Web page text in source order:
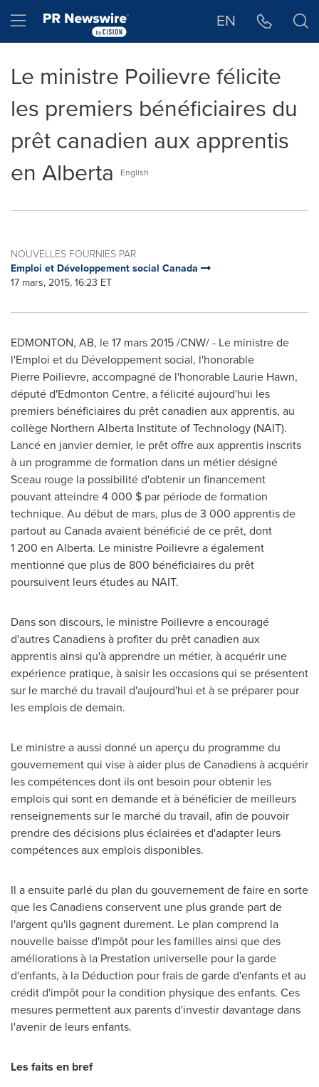
Hamburger menu EN
Le ministre Poilievre félicite
les premiers bénéficiaires du
prêt canadien aux apprentis
en Alberta
English
NOUVELLES FOURNIES PAR
Emploi et Développement social Canada
17 mars, 2015, 16:23 ET
EDMONTON, AB, le 17 mars 2015 /CNW/ - Le ministre de
l'Emploi et du Développement social, l'honorable
Pierre Poilievre, accompagné de l'honorable Laurie Hawn,
député d'Edmonton Centre, a félicité aujourd'hui les
premiers bénéficiaires du prêt canadien aux apprentis, au
collège Northern Alberta Institute of Technology (NAIT).
Lancé en janvier dernier, le prêt offre aux apprentis inscrits
à un programme de formation dans un métier désigné
Sceau rouge la possibilité d'obtenir un financement
pouvant atteindre 4 000 $ par période de formation
technique. Au début de mars, plus de 3 000 apprentis de
partout au Canadaavaient bénéficié de ce prêt, dont
1 200 en Alberta. Le ministre Poilievre a également
mentionné que plus de 800 bénéficiaires du prêt
poursuivent leurs études au NAIT.
Dans son discours, le ministre Poilievre a encouragé
d'autres Canadiens à profiter du prêt canadien aux
apprentis ainsi qu'à apprendre un métier, à acquérir une
expérience pratique, à saisir les occasions qui se présentent
sur le marché du travail d'aujourd'hui et à se préparer pour
les emplois de demain.
Le ministre a aussi donné un aperçu du programme du
gouvernement qui vise à aider plus de Canadiens à acquérir
les compétences dont ils ont besoin pour obtenir les
emplois qui sont en demande et à bénéficier de meilleurs
renseignements sur le marché du travail, afin de pouvoir
prendre des décisions plus éclairées et d'adapter leurs
compétences aux emplois disponibles.
Il a ensuite parlé du plan du gouvernement de faire en sorte
que les Canadiens conservent une plus grande part de
l'argent qu'ils gagnent durement. Le plan comprend la
nouvelle baisse d'impôt pour les familles ainsi que des
améliorations à la Prestation universelle pour la garde
d'enfants, à la Déduction pour frais de garde d'enfants et au
crédit d'impôt pour la condition physique des enfants. Ces
mesures permettent aux parents d'investir davantage dans
l'avenir de leurs enfants.
Les faits en bref